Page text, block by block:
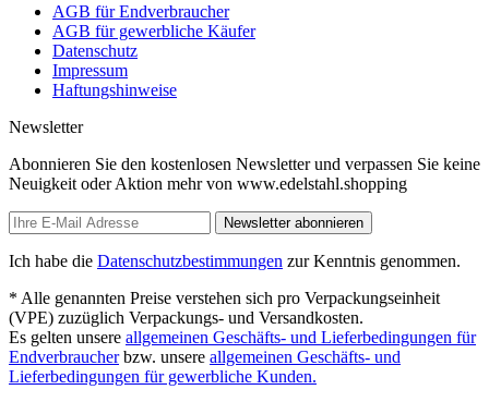
AGB für Endverbraucher
AGB für gewerbliche Käufer
Datenschutz
Impressum
Haftungshinweise
Newsletter
Abonnieren Sie den kostenlosen Newsletter und verpassen Sie keine
Neuigkeit oder Aktion mehr von www.edelstahl.shopping
Newsletter abonnieren
Ich habe die Datenschutzbestimmungen zur Kenntnis genommen.
* Alle genannten Preise verstehen sich pro Verpackungseinheit
(VPE) zuzüglich Verpackungs- und Versandkosten.
Es gelten unsere allgemeinen Geschäfts- und Lieferbedingungen für
Endverbraucherbzw. unsere allgemeinen Geschäfts- und
Lieferbedingungen für gewerbliche Kunden.